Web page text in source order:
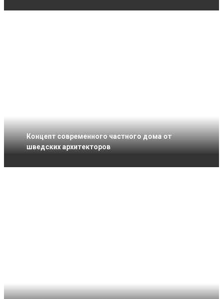
Концепт современного частного дома от
шведских архитекторов